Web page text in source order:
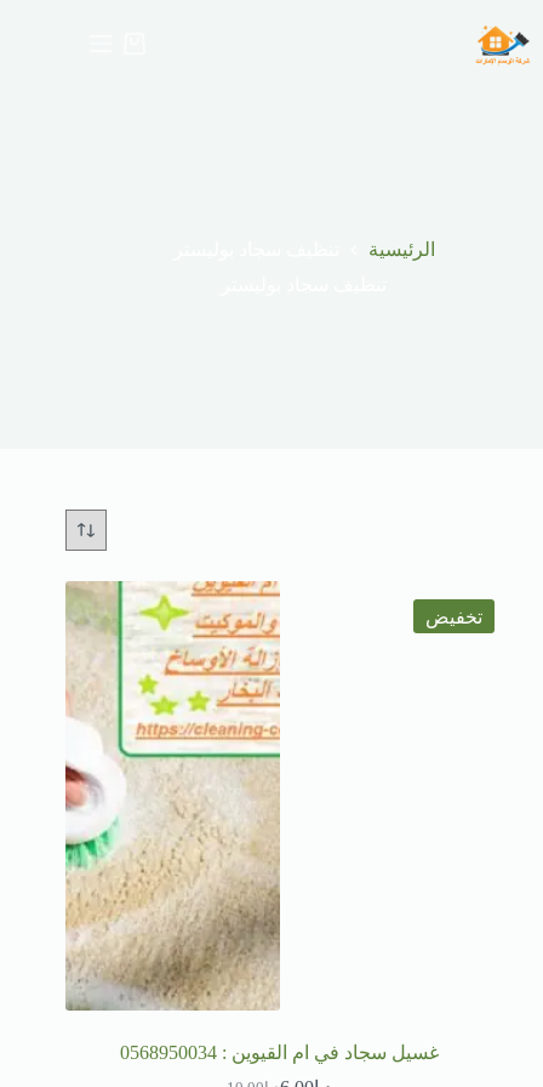
إلى
المحتوى
الرئيسية
تخفيض
غسيل سجاد في ام القيوين : 0568950034